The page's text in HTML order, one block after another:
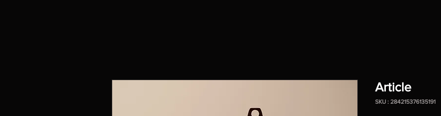
Article
SKU : 284215376135191